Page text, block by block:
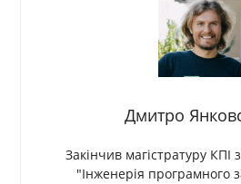
Дмитро
Закінчив магістратуру КПІ
"Інженерія програмного